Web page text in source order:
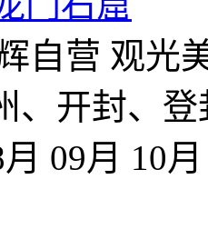
自营 观光
、开封、
09月 10月